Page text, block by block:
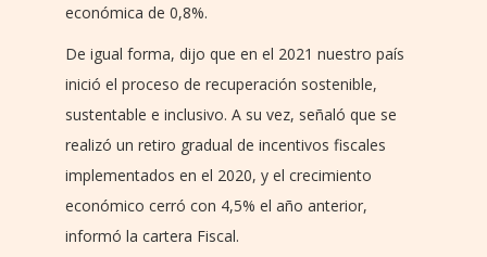
económica de 0,8%.
De igual forma, dijo que en el 2021 nuestro país
inició el proceso de recuperación sostenible,
sustentable e inclusivo. A su vez, señaló que se
realizó un retiro gradual de incentivos fiscales
implementados en el 2020, y el crecimiento
económico cerró con 4,5% el año anterior,
informó la cartera Fiscal.